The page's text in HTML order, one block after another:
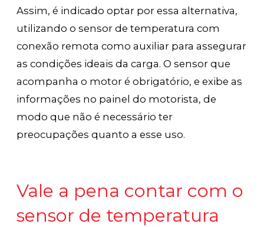
Assim, é indicado optar por essa alternativa,
utilizando o sensor de temperatura com
conexão remota como auxiliar para assegurar
as condições ideais da carga. O sensor que
acompanha o motor é obrigatório, e exibe as
informações no painel do motorista, de
modo que não é necessário ter
preocupações quanto a esse uso.
Vale a pena contar com o
sensor de temperatura